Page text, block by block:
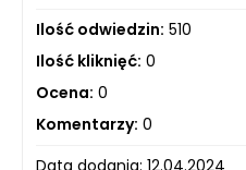
Ilość odwiedzin: 510
Ilość kliknięć: 0
Ocena: 0
Komentarzy: 0
Data dodania: 12.04.2024